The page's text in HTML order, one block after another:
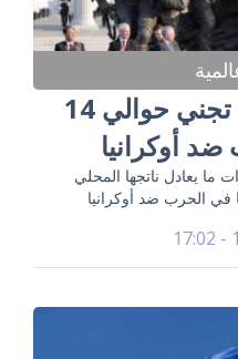
نيكاي: كوريا الشمالية تجني حوالي 14
أوكرانيا
ما يعادل ناتجها المحلي
في الحرب ضد أوكرانيا